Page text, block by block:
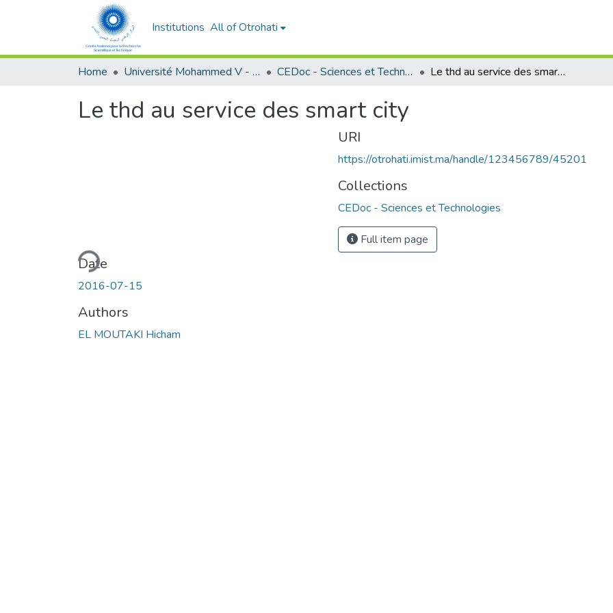
Institutions All of Otrohati
Home Université Mohammed V - Rabat CEDoc - Sciences et Technologies Le thd au service des smart city
Le thd au service des smart city
Loading...
Date
2016-07-15
Authors
EL MOUTAKI Hicham
URI
https://otrohati.imist.ma/handle/123456789/45201
Collections
CEDoc - Sciences et Technologies
Full item page